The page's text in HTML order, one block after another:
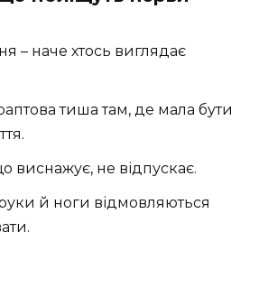
– наче хтось виглядає
тиша там, де мала бути
виснажує, не відпускає.
руки й ноги відмовляються